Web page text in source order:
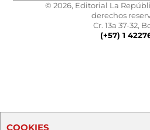
© 2026, Editorial La
derechos
Cr. 13a 37-32,
(+57) 1
COOKIES